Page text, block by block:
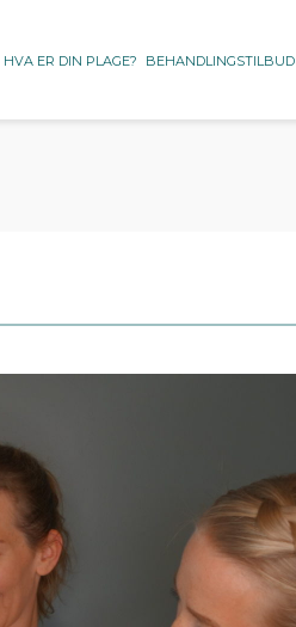
HVA ER DIN PLAGE? BEHANDLINGSTILBUD